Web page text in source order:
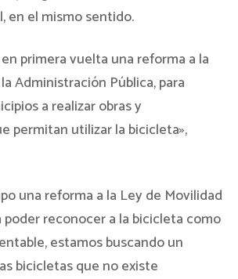
en el mismo sentido.
primera vuelta una reforma a la
Administración Pública, para
a realizar obras y
permitan utilizar la bicicleta»,
una reforma a la Ley de Movilidad
reconocer a la bicicleta como
estamos buscando un
bicicletas que no existe